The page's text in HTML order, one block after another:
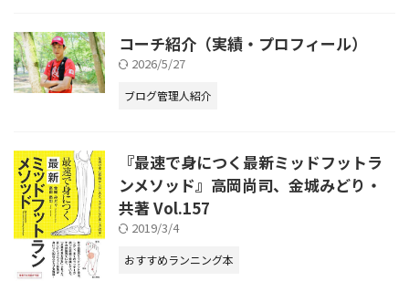
コーチ紹介（実績・プロフィール）
2026/5/27
ブログ管理人紹介
『最速で身につく最新ミッドフットラ
ンメソッド』高岡尚司、金城みどり・
共著 Vol.157
2019/3/4
おすすめランニング本